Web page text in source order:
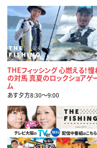
THEフィッシング 心燃える！憧
の対馬 真夏のロックショアゲ
ム
あす夕方8:30〜9:00